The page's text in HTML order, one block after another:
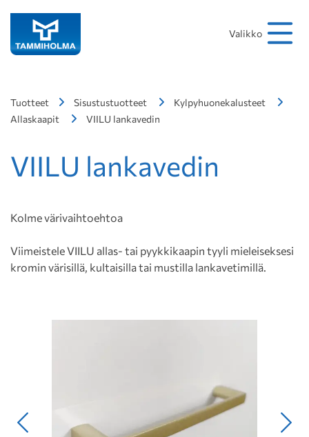
Valikko
Tuotteet Sisustustuotteet
Kylpyhuonekalusteet
Allaskaapit
VIILU lankavedin
VIILU lankavedin
Kolme värivaihtoehtoa
Viimeistele VIILU allas- tai pyykkikaapin tyyli mieleiseksesi
kromin värisillä, kultaisilla tai mustilla lankavetimillä.
Edellinen